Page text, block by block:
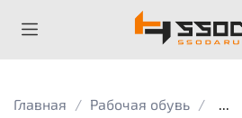
Главная Рабочая обувь ...